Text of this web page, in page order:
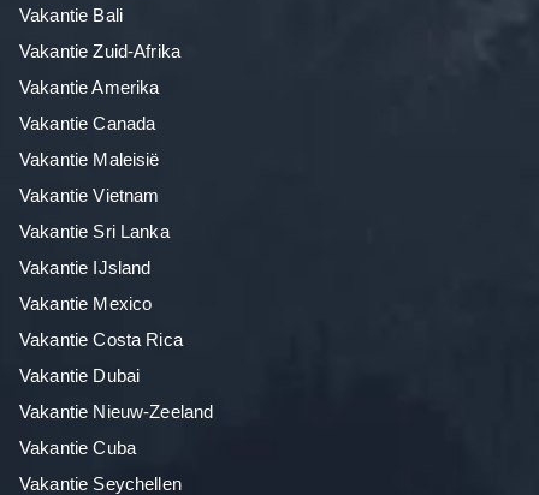
Vakantie Bali
Vakantie Zuid-Afrika
Vakantie Amerika
Vakantie Canada
Vakantie Maleisië
Vakantie Vietnam
Vakantie Sri Lanka
Vakantie IJsland
Vakantie Mexico
Vakantie Costa Rica
Vakantie Dubai
Vakantie Nieuw-Zeeland
Vakantie Cuba
Vakantie Seychellen